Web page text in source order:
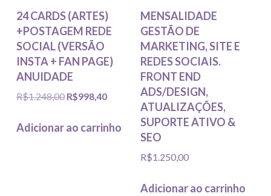
24 CARDS (ARTES)
+POSTAGEM REDE
SOCIAL (VERSÃO
INSTA + FAN PAGE)
ANUIDADE
R$1.248,00 O
original
R$998,40O
atual
R$998,40.
Adicionar ao carrinho
MENSALIDADE
GESTÃO DE
MARKETING, SITE E
REDES SOCIAIS.
FRONT END
ADS/DESIGN,
ATUALIZAÇÕES,
SUPORTE ATIVO &
SEO
R$1.250,00
Adicionar ao carrinho